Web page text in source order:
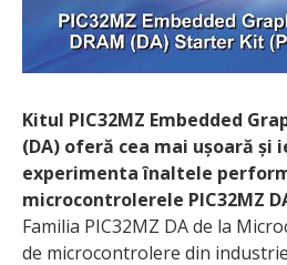
Kitul PIC32MZ Embedded
(DA) oferă cea mai ușoară
experimenta înaltele
microcontrolerele PIC32MZ
Familia PIC32MZ DA de la
de microcontrolere din